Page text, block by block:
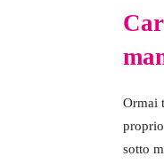
Ormai
sotto